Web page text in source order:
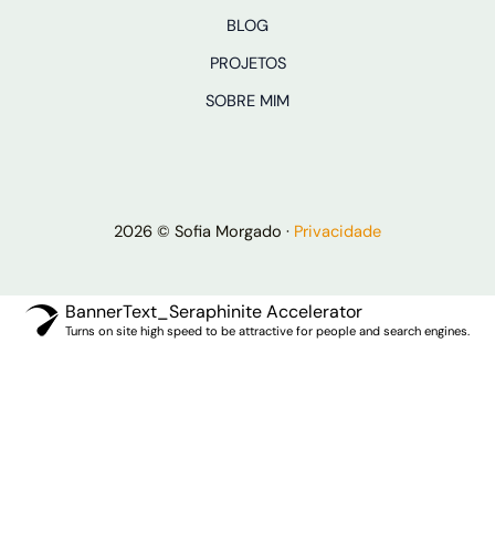
BLOG
PROJETOS
SOBRE MIM
2026 © Sofia Morgado · Privacidade
BannerText_Seraphinite Accelerator
Turns on site high speed to be attractive for people and search engines.